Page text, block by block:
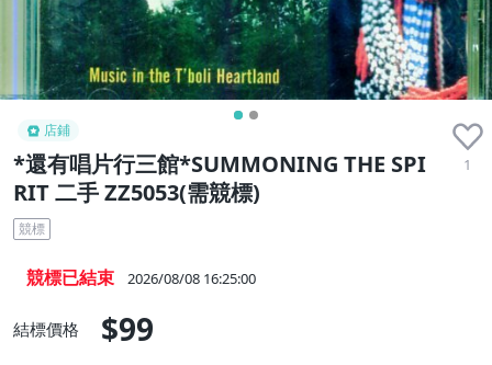
店鋪
*還有唱片行三館*SUMMONING THE SPI
RIT 二手 ZZ5053(需競標)
1
競標
競標已結束 2026/08/08 16:25:00
結標價格 $99